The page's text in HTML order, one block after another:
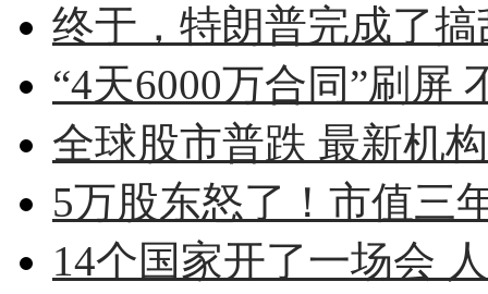
终于，特朗普完成了
“4天6000万合同”刷屏
全球股市普跌 最新机
5万股东怒了！市值三
14个国家开了一场会